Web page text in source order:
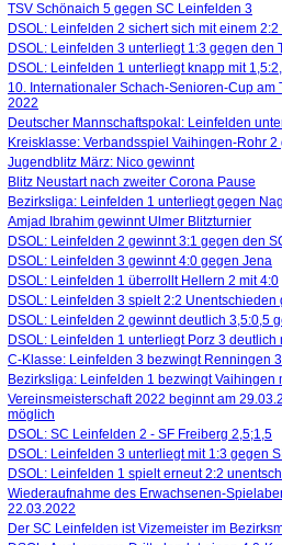
TSV Schönaich 5 gegen SC Leinfelden 3
DSOL: Leinfelden 2 sichert sich mit einem
DSOL: Leinfelden 3 unterliegt 1:3 gegen den
DSOL: Leinfelden 1 unterliegt knapp mit
10. Internationaler Schach-Senioren-Cup am
2022
Deutscher Mannschaftspokal: Leinfelden
Kreisklasse: Verbandsspiel Vaihingen-Rohr
Jugendblitz März: Nico gewinnt
Blitz Neustart nach zweiter Corona Pause
Bezirksliga: Leinfelden 1 unterliegt gegen
Amjad Ibrahim gewinnt Ulmer Blitzturnier
DSOL: Leinfelden 2 gewinnt 3:1 gegen den
DSOL: Leinfelden 3 gewinnt 4:0 gegen Jena
DSOL: Leinfelden 1 überrollt Hellern 2 mit 4:0
DSOL: Leinfelden 3 spielt 2:2 Unentschieden
DSOL: Leinfelden 2 gewinnt deutlich 3,5:0,5
DSOL: Leinfelden 1 unterliegt Porz 3 deutlich
C-Klasse: Leinfelden 3 bezwingt Renningen
Bezirksliga: Leinfelden 1 bezwingt Vaihingen
Vereinsmeisterschaft 2022 beginnt am
möglich
DSOL: SC Leinfelden 2 - SF Freiberg 2,5;1,5
DSOL: Leinfelden 3 unterliegt mit 1:3 gegen
DSOL: Leinfelden 1 spielt erneut 2:2
Wiederaufnahme des Erwachsenen-
22.03.2022
Der SC Leinfelden ist Vizemeister im